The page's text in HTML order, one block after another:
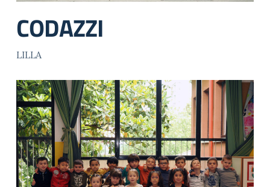
CODAZZI
LILLA